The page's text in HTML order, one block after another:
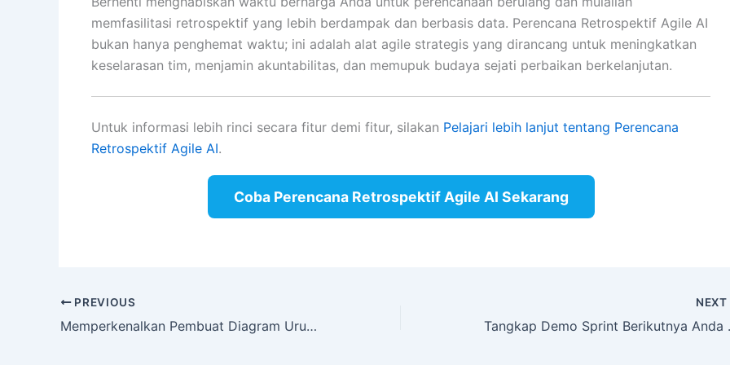
memfasilitasi retrospektif yang lebih berdampak dan berbasis data. Perencana Retrospektif Agile AI
bukan hanya penghemat waktu; ini adalah alat agile strategis yang dirancang untuk meningkatkan
keselarasan tim, menjamin akuntabilitas, dan memupuk budaya sejati perbaikan berkelanjutan.
Untuk informasi lebih rinci secara fitur demi fitur, silakan Pelajari lebih lanjut tentang Perencana
Retrospektif Agile AI.
Coba Perencana Retrospektif Agile AI Sekarang
PREVIOUS
Memperkenalkan Pembuat Diagram Urutan PlantUML Gratis Kami: Buat Diagram Secara Visual, Tanpa Kode Diperlukan
NEXT
Tangkap